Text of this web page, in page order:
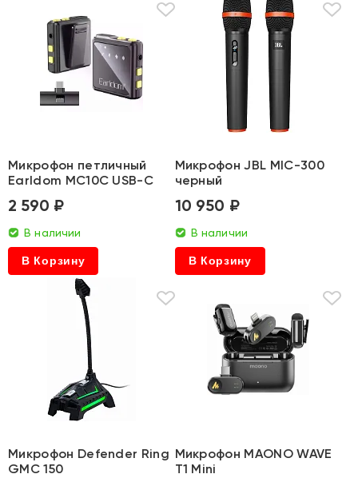
Микрофон петличный
Earldom MC10C USB-C
2 590 ₽
В наличии
В Корзину
Микрофон JBL MIC-300
черный
10 950 ₽
В наличии
В Корзину
Микрофон Defender Ring
GMC 150
Микрофон MAONO WAVE
T1 Mini